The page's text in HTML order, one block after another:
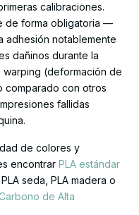
calibraciones.
de forma obligatoria —
adhesión notablemente
dañinos durante la
warping (deformación de
comparado con otros
fallidas
de colores y
encontrar PLA estándar
PLA seda, PLA madera o
de Alta